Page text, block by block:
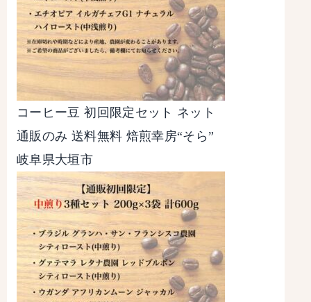
コーヒー豆 初回限定セット ネット
通販のみ 送料無料 焙煎幸房“そら”
岐阜県大垣市